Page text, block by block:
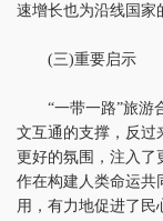
速增长也为沿线国家
(三)重要启示
“一带一路”旅游合
文互通的支撑，反过
更好的氛围，注入了
作在构建人类命运共
用，有力地促进了民